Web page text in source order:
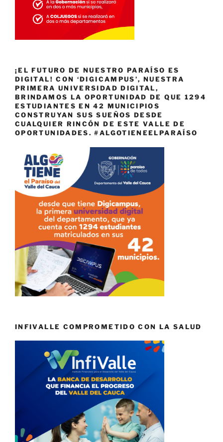
¡EL FUTURO DE NUESTRO PARAÍSO ES
DIGITAL! CON ‘DIGICAMPUS’, NUESTRA
PRIMERA UNIVERSIDAD DIGITAL,
BRINDAMOS LA OPORTUNIDAD DE QUE 1294
ESTUDIANTES EN 42 MUNICIPIOS
CONSTRUYAN SUS SUEÑOS DESDE
CUALQUIER RINCÓN DE ESTE VALLE DE
OPORTUNIDADES. #ALGOTIENEELPARAÍSO
INFIVALLE COMPROMETIDO CON LA SALUD